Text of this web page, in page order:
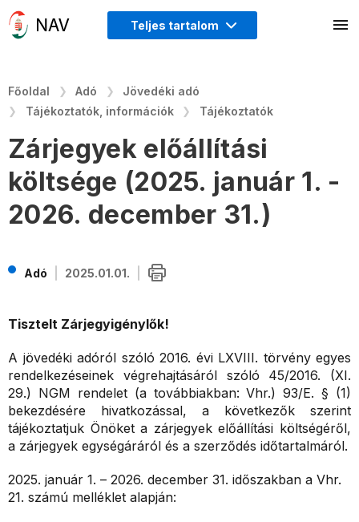
Teljes tartalom
Főoldal Adó
Jövedéki adó
Tájékoztatók, információk
Tájékoztatók
Zárjegyek előállítási
költsége (2025. január 1. -
2026. december 31.)
Adó 2025.01.01.
Tisztelt Zárjegyigénylők!
A jövedéki adóról szóló 2016. évi LXVIII. törvény egyes
rendelkezéseinek végrehajtásáról szóló 45/2016. (XI.
29.) NGM rendelet (a továbbiakban: Vhr.) 93/E. § (1)
bekezdésére hivatkozással, a következők szerint
tájékoztatjuk Önöket a zárjegyek előállítási költségéről,
a zárjegyek egységáráról és a szerződés időtartalmáról.
2025. január 1. – 2026. december 31. időszakban a Vhr.
21. számú melléklet alapján: